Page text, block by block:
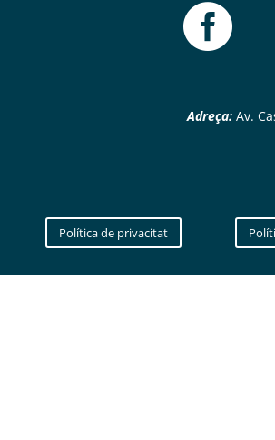

Adreça: Av.
Política de privacitat